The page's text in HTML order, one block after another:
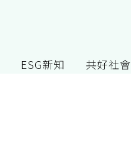
ESG新知 共好社會